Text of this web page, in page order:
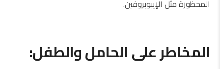
المحظورة مثل الإيبوبروفين.
المخاطر على الحامل والطفل: